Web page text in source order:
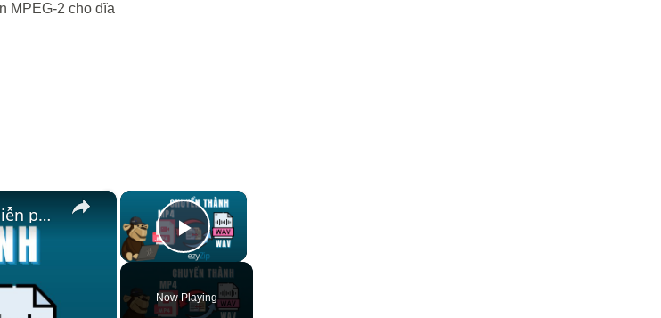
MPEG-2 cho đĩa
×
Play Video
Now Playing
×
🎧 Cách chuyển đổi MP4 sang WAV trực tuyến – Miễn phí & Không cần ứng dụng